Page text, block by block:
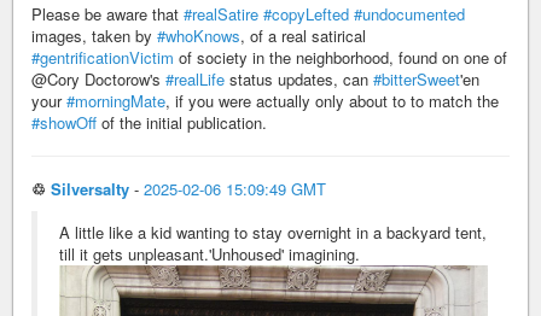
Please be aware that #realSatire #copyLefted #undocumented
images, taken by #whoKnows, of a real satirical
#gentrificationVictim of society in the neighborhood, found on one of
@Cory Doctorow's #realLife status updates, can #bitterSweet'en
your#morningMate, if you were actually only about to to match the
#showOff of the initial publication.
♲ Silversalty - 2025-02-06 15:09:49 GMT
A little like a kid wanting to stay overnight in a backyard tent,
till it gets unpleasant.'Unhoused' imagining.